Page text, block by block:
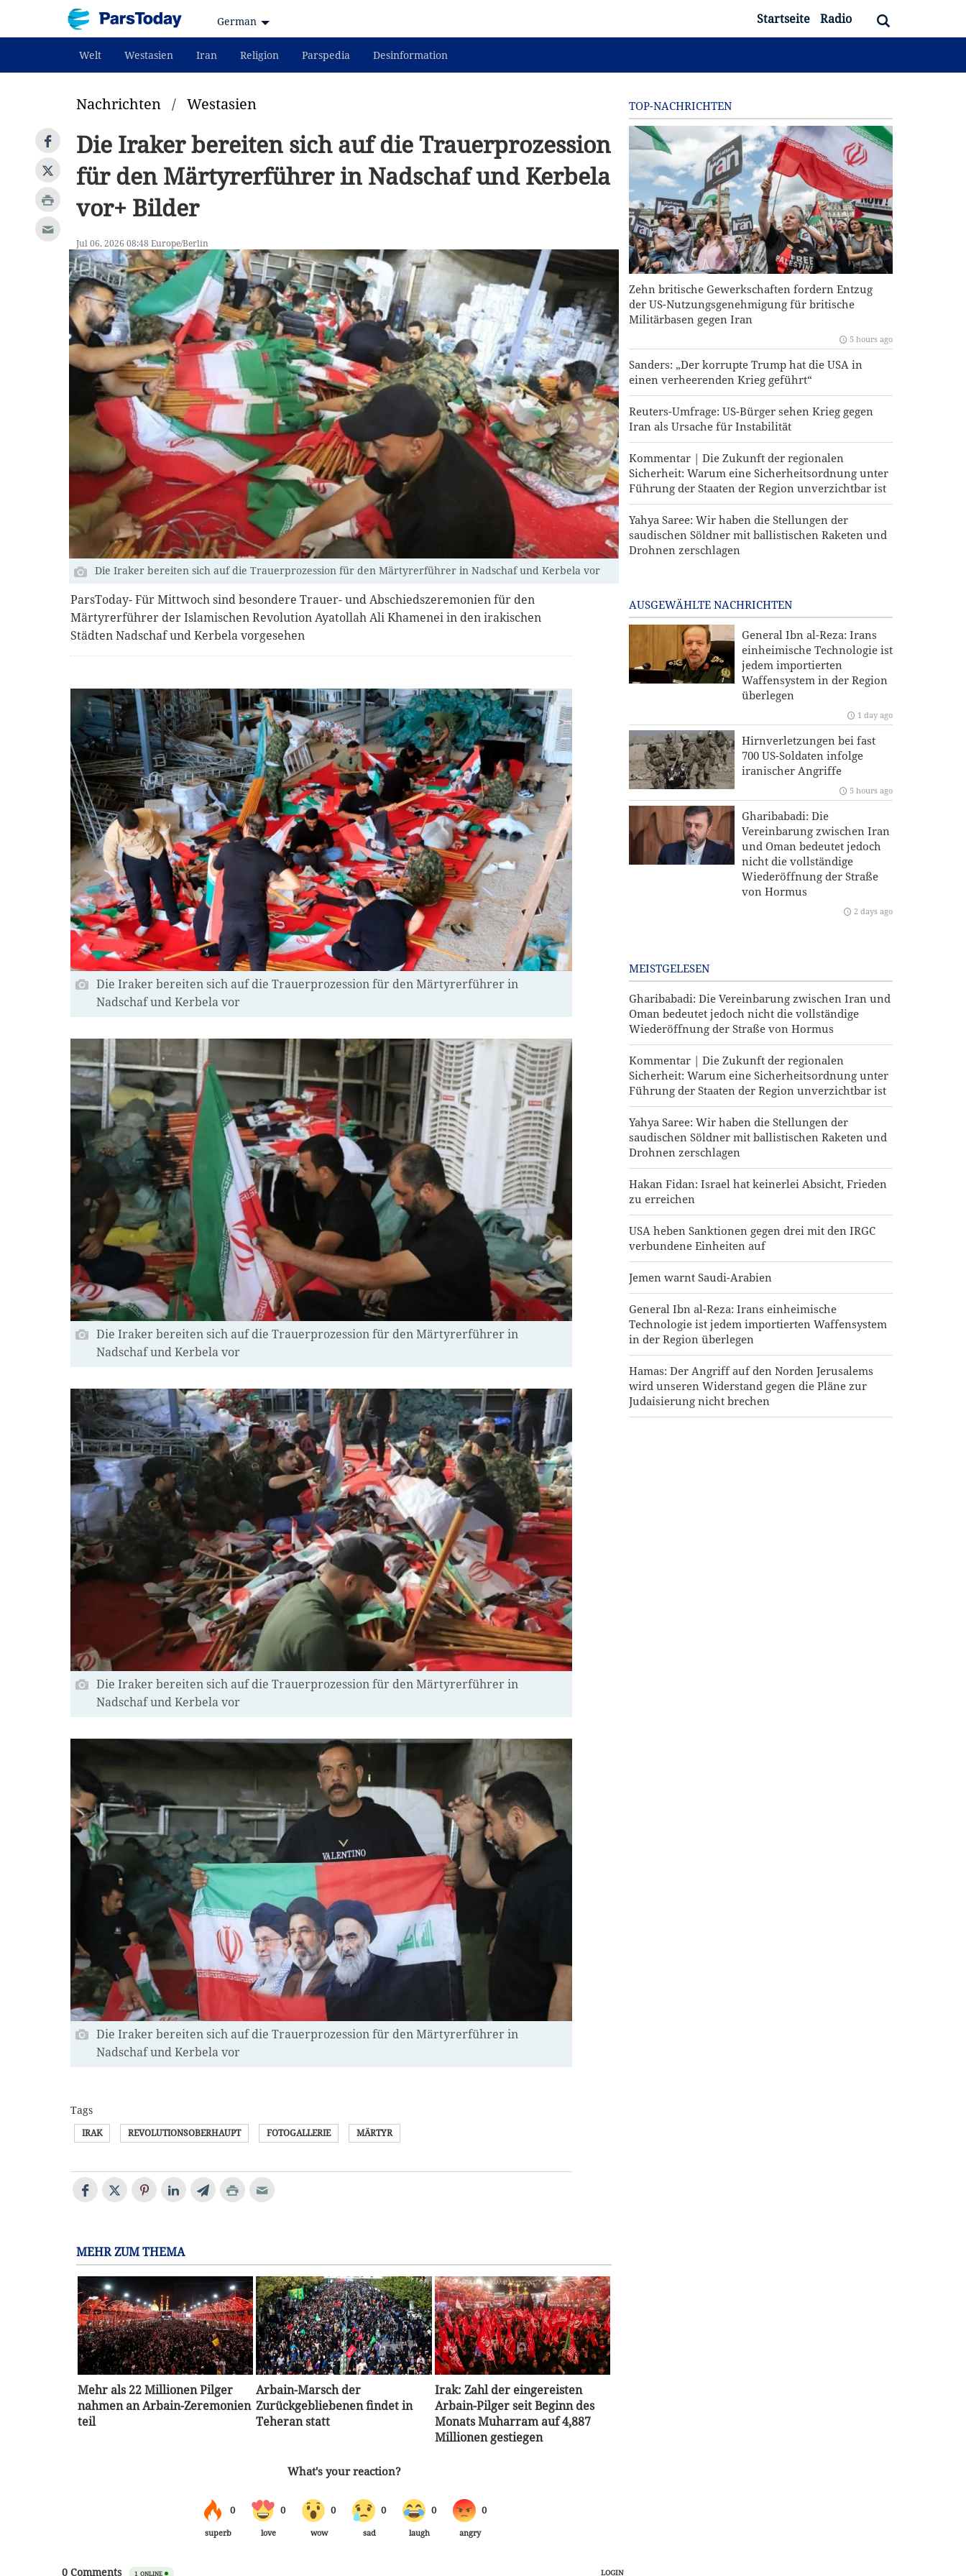
German Startseite Radio
Welt Westasien Iran Religion Parspedia Desinformation
Nachrichten / Westasien
Die Iraker bereiten sich auf die Trauerprozession
für den Märtyrerführer in Nadschaf und Kerbela
vor+ Bilder
Jul 06, 2026 08:48 Europe/Berlin
Die Iraker bereiten sich auf die Trauerprozession für den Märtyrerführer in Nadschaf und Kerbela vor
ParsToday- Für Mittwoch sind besondere Trauer- und Abschiedszeremonien für den
Märtyrerführer der Islamischen Revolution Ayatollah Ali Khamenei in den irakischen
Städten Nadschaf und Kerbela vorgesehen
Die Iraker bereiten sich auf die Trauerprozession für den Märtyrerführer in
Nadschaf und Kerbela vor
Die Iraker bereiten sich auf die Trauerprozession für den Märtyrerführer in
Nadschaf und Kerbela vor
Die Iraker bereiten sich auf die Trauerprozession für den Märtyrerführer in
Nadschaf und Kerbela vor
Die Iraker bereiten sich auf die Trauerprozession für den Märtyrerführer in
Nadschaf und Kerbela vor
Tags
IRAK REVOLUTIONSOBERHAUPT FOTOGALLERIE MÄRTYR
MEHR ZUM THEMA
Mehr als 22 Millionen Pilger
nahmen an Arbain-Zeremonien
teil
Arbain-Marsch der
Zurückgebliebenen findet in
Teheran statt
Irak: Zahl der eingereisten
Arbain-Pilger seit Beginn des
Monats Muharram auf 4,887
Millionen gestiegen
TOP-NACHRICHTEN
Zehn britische Gewerkschaften fordern Entzug
der US-Nutzungsgenehmigung für britische
Militärbasen gegen Iran
5 hours ago
Sanders: „Der korrupte Trump hat die USA in
einen verheerenden Krieg geführt“
Reuters-Umfrage: US-Bürger sehen Krieg gegen
Iran als Ursache für Instabilität
Kommentar | Die Zukunft der regionalen
Sicherheit: Warum eine Sicherheitsordnung unter
Führung der Staaten der Region unverzichtbar ist
Yahya Saree: Wir haben die Stellungen der
saudischen Söldner mit ballistischen Raketen und
Drohnen zerschlagen
AUSGEWÄHLTE NACHRICHTEN
General Ibn al-Reza: Irans
einheimische Technologie ist
jedem importierten
Waffensystem in der Region
überlegen
1 day ago
Hirnverletzungen bei fast
700 US-Soldaten infolge
iranischer Angriffe
5 hours ago
Gharibabadi: Die
Vereinbarung zwischen Iran
und Oman bedeutet jedoch
nicht die vollständige
Wiederöffnung der Straße
von Hormus
2 days ago
MEISTGELESEN
Gharibabadi: Die Vereinbarung zwischen Iran und
Oman bedeutet jedoch nicht die vollständige
Wiederöffnung der Straße von Hormus
Kommentar | Die Zukunft der regionalen
Sicherheit: Warum eine Sicherheitsordnung unter
Führung der Staaten der Region unverzichtbar ist
Yahya Saree: Wir haben die Stellungen der
saudischen Söldner mit ballistischen Raketen und
Drohnen zerschlagen
Hakan Fidan: Israel hat keinerlei Absicht, Frieden
zu erreichen
USA heben Sanktionen gegen drei mit den IRGC
verbundene Einheiten auf
Jemen warnt Saudi-Arabien
General Ibn al-Reza: Irans einheimische
Technologie ist jedem importierten Waffensystem
in der Region überlegen
Hamas: Der Angriff auf den Norden Jerusalems
wird unseren Widerstand gegen die Pläne zur
Judaisierung nicht brechen